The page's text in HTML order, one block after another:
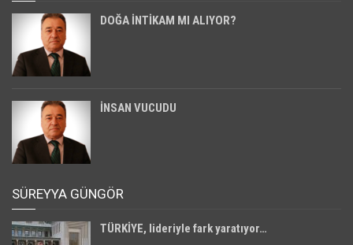
DOĞA İNTİKAM MI ALIYOR?
İNSAN VUCUDU
SÜREYYA GÜNGÖR
TÜRKİYE, lideriyle fark yaratıyor…